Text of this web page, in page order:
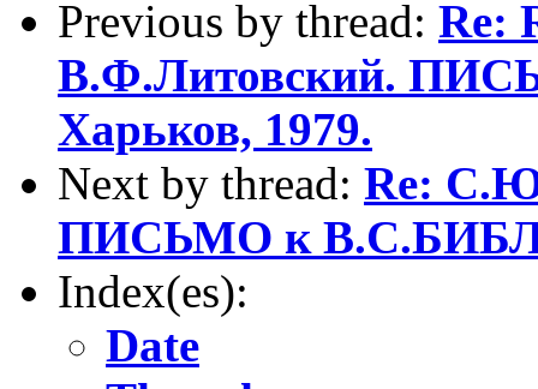
Previous by thread: Re:
В.Ф.Литовский.
Харьков, 1979.
Next by thread: Re:
ПИСЬМО к
Index(es):
Date